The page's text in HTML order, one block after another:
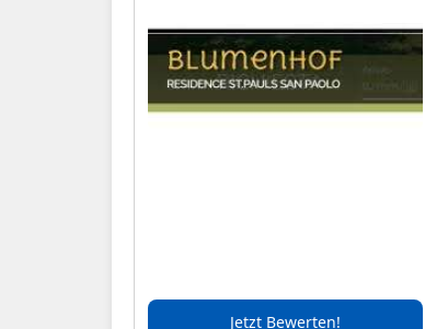
Jetzt Bewerten!